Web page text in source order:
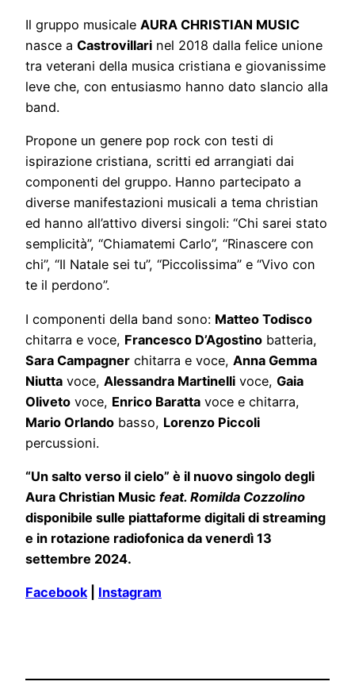
Il gruppo musicale AURA CHRISTIAN MUSIC
nasce a Castrovillari nel 2018 dalla felice unione
tra veterani della musica cristiana e giovanissime
leve che, con entusiasmo hanno dato slancio alla
band.
Propone un genere pop rock con testi di
ispirazione cristiana, scritti ed arrangiati dai
componenti del gruppo. Hanno partecipato a
diverse manifestazioni musicali a tema christian
ed hanno all’attivo diversi singoli: “Chi sarei stato
semplicità”, “Chiamatemi Carlo”, “Rinascere con
chi”, “Il Natale sei tu”, “Piccolissima” e “Vivo con
te il perdono”.
I componenti della band sono: Matteo Todisco
chitarra e voce, Francesco D’Agostino batteria,
Sara Campagner chitarra e voce, Anna Gemma
Niutta voce, Alessandra Martinelli voce, Gaia
Oliveto voce, Enrico Baratta voce e chitarra,
Mario Orlando basso, Lorenzo Piccoli
percussioni.
“Un salto verso il cielo” è il nuovo singolo degli
Aura Christian Music feat. Romilda Cozzolino
disponibile sulle piattaforme digitali di streaming
e in rotazione radiofonica da venerdì 13
settembre 2024.
Facebook| Instagram